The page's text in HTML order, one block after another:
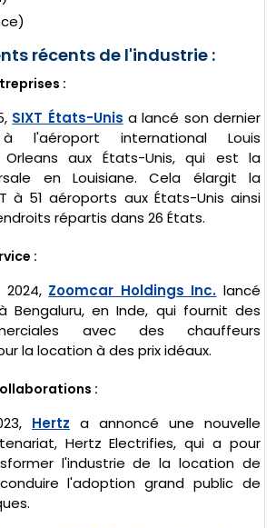
récents de l'industrie :
:
SIXT États-Unis a lancé son dernier
l'aéroport international Louis
Orleans aux États-Unis, qui est la
en Louisiane. Cela élargit la
à 51 aéroports aux États-Unis ainsi
répartis dans 26 États.
:
Zoomcar Holdings Inc. lancé
Bengaluru, en Inde, qui fournit des
avec des chauffeurs
la location à des prix idéaux.
:
Hertz a annoncé une nouvelle
Hertz Electrifies, qui a pour
l'industrie de la location de
l'adoption grand public de